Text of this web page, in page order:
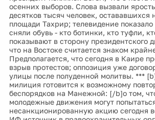
осенних выборов. Слова вызвали
десятков тысяч человек, остававшихся
площади Тахрир; телевидение
сняли обувь - кто ботинки, кто туфли,
показывают в сторону президентского
что на Востоке считается знаком
Предполагается, что сегодня в Каире
взрыв протестов; оппозиция уже
улицы после полуденной молитвы. ***
милиция готовится к возможному
беспорядков на Манежной: [/b]о том,
молодежные движения могут
несанкционированную акцию сегодня